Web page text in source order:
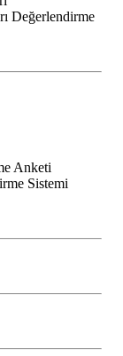
Değerlendirme
Anketi
Sistemi